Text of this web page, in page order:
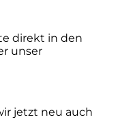
direkt in den
unser
jetzt neu auch